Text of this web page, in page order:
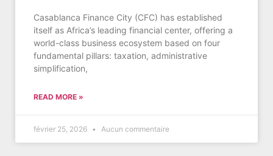
Casablanca Finance City (CFC) has established
itself as Africa’s leading financial center, offering a
world-class business ecosystem based on four
fundamental pillars: taxation, administrative
simplification,
READ MORE »
février 25, 2026 Aucun commentaire